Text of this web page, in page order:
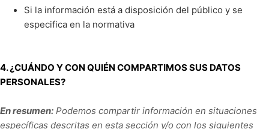
Si la información está a disposición del público y se
especifica en la normativa
4. ¿CUÁNDO Y CON QUIÉN COMPARTIMOS SUS DATOS
PERSONALES?
En resumen: Podemos compartir información en situaciones
específicas descritas en esta sección y/o con los siguientes